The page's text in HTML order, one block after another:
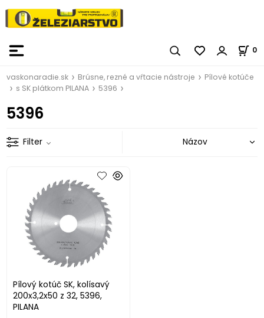
0
vaskonaradie.sk Brúsne, rezné a vŕtacie nástroje
Pílové kotúče
s SK plátkom PILANA
5396
5396
Filter
Pílový kotúč SK, kolísavý
200x3,2x50 z 32, 5396,
PILANA